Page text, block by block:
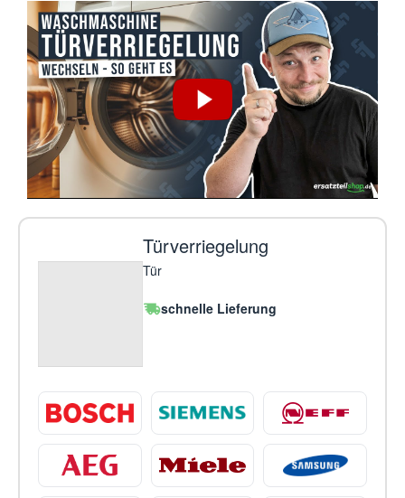
Türverriegelung
Tür
schnelle Lieferung